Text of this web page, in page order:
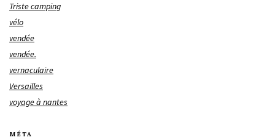
Triste camping
vélo
vendée
vendée.
vernaculaire
Versailles
voyage à nantes
MÉTA